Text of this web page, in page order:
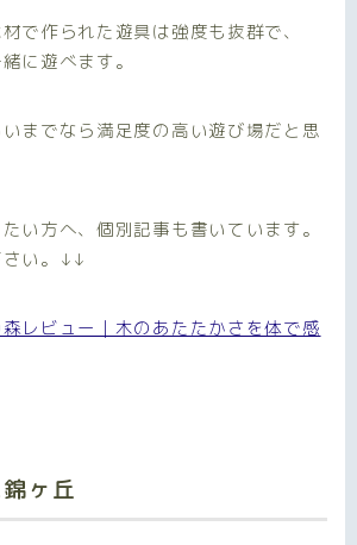
で作られた遊具は強度も抜群で、
に遊べます。
までなら満足度の高い遊び場だと思
い方へ、個別記事も書いています。
い。↓↓
森レビュー｜木のあたたかさを体で感
ヶ丘